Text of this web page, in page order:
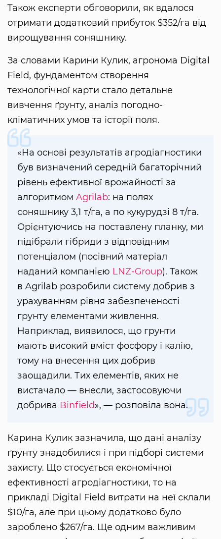
Також експерти обговорили, як вдалося
отримати додатковий прибуток $352/га від
вирощування соняшнику.
За словами Карини Кулик, агронома Digital
Field, фундаментом створення
технологічної карти стало детальне
вивчення ґрунту, аналіз погодно-
кліматичних умов та історії поля.
«На основі результатів агродіагностики
був визначений середній багаторічний
рівень ефективної врожайності за
алгоритмом Agrilab: на полях
соняшнику 3,1 т/га, а по кукурудзі 8 т/га.
Орієнтуючись на поставлену планку, ми
підібрали гібриди з відповідним
потенціалом (посівний матеріал
наданий компанією LNZ-Group). Також
в Agrilab розробили систему добрив з
урахуванням рівня забезпеченості
грунту елементами живлення.
Наприклад, виявилося, що грунти
мають високий вміст фосфору і калію,
тому на внесення цих добрив
заощадили. Тих елементів, яких не
вистачало — внесли, застосовуючи
добрива Binfield», — розповіла вона.
Карина Кулик зазначила, що дані аналізу
ґрунту знадобилися і при підборі системи
захисту. Що стосується економічної
ефективності агродіагностики, то на
прикладі Digital Field витрати на неї склали
$10/га, але при цьому додатково було
зароблено $267/га. Ще одним важливим